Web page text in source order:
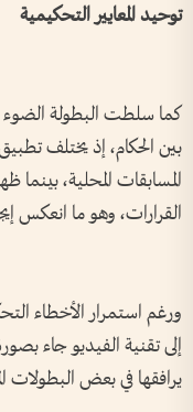
توحيد المعايير التحكيمية
كما سلطت البطولة الضوء
بين الحكام، إذ يختلف
المسابقات المحلية، بينما
القرارات، وهو ما انعكس
ورغم استمرار الأخطاء
إلى تقنية الفيديو جاء
يرافقها في بعض البطولات